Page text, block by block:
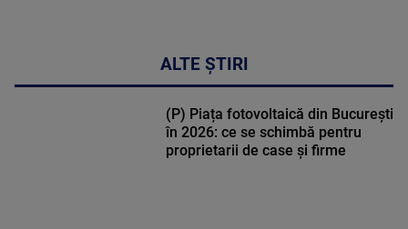
ALTE ȘTIRI
(P) Piața fotovoltaică din București
în 2026: ce se schimbă pentru
proprietarii de case și firme